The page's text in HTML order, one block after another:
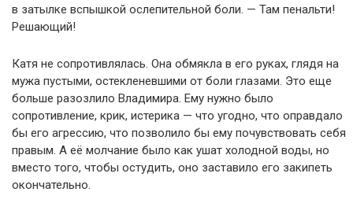
в затылке вспышкой ослепительной боли. — Там пенальти!
Решающий!
Катя не сопротивлялась. Она обмякла в его руках, глядя на
мужа пустыми, остекленевшими от боли глазами. Это еще
больше разозлило Владимира. Ему нужно было
сопротивление, крик, истерика — что угодно, что оправдало
бы его агрессию, что позволило бы ему почувствовать себя
правым. А её молчание было как ушат холодной воды, но
вместо того, чтобы остудить, оно заставило его закипеть
окончательно.